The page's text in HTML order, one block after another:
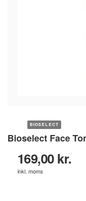
BIOSELECT
Bioselect Face
169,00 kr.
inkl. moms